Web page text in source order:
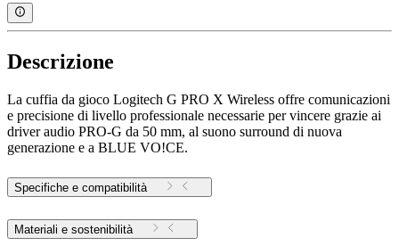
Descrizione
La cuffia da gioco Logitech G PRO X Wireless offre comunicazioni
e precisione di livello professionale necessarie per vincere grazie ai
driver audio PRO-G da 50 mm, al suono surround di nuova
generazione e a BLUE VO!CE.
Specifiche e compatibilità
Materiali e sostenibilità